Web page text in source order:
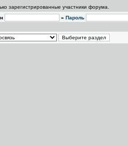
зарегистрированные участники форума.
» Пароль